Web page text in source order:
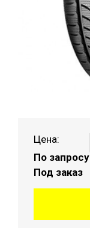
Цена:
По запросу
Под заказ